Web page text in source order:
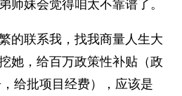
师妹会觉得咱太不靠谱了。
的联系我，找我商量人生大
她，给百万政策性补贴（政
给批项目经费），应该是